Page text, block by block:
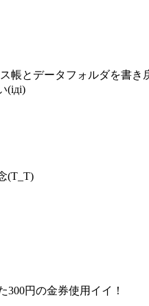
帳とデータフォルダを書き
(iдi)
(T_T)
円の金券使用イイ！